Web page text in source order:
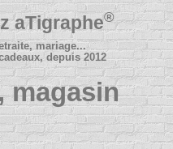
aTigraphe®
mariage...
depuis 2012
magasin